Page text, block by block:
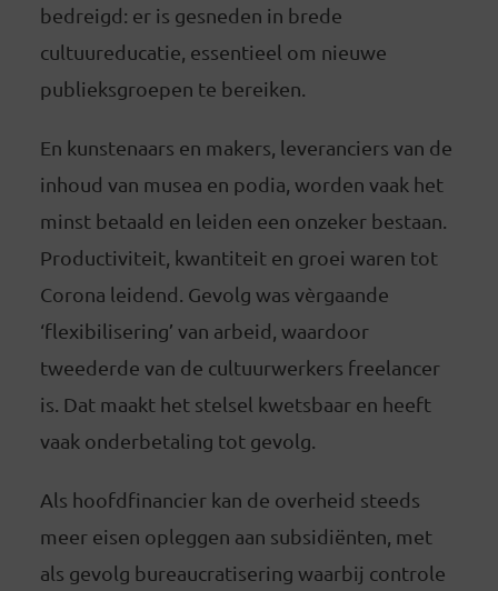
bedreigd: er is gesneden in brede
cultuureducatie, essentieel om nieuwe
publieksgroepen te bereiken.
En kunstenaars en makers, leveranciers van de
inhoud van musea en podia, worden vaak het
minst betaald en leiden een onzeker bestaan.
Productiviteit, kwantiteit en groei waren tot
Corona leidend. Gevolg was vèrgaande
‘flexibilisering’ van arbeid, waardoor
tweederde van de cultuurwerkers freelancer
is. Dat maakt het stelsel kwetsbaar en heeft
vaak onderbetaling tot gevolg.
Als hoofdfinancier kan de overheid steeds
meer eisen opleggen aan subsidiënten, met
als gevolg bureaucratisering waarbij controle